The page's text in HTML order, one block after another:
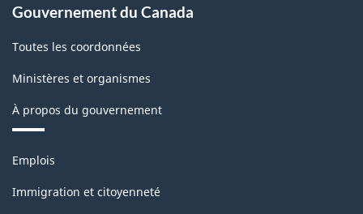
Gouvernement du Canada
Toutes les coordonnées
Ministères et organismes
À propos du gouvernement
Thèmes
sujets
Emplois
Immigration et citoyenneté